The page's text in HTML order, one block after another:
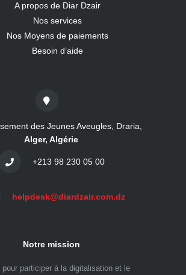
A propos de Diar Dzair
Nos services
Nos Moyens de paiements
Besoin d’aide
des Jeunes Aveugles, Draria,
Alger, Algérie
+213 98 230 05 00
helpdesk@diardzair.com.dz
Notre mission
pour participer à la digitalisation et le